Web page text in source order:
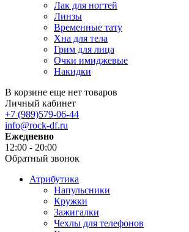
Лак для ногтей
Линзы
Временные тату
Хна для тела
Грим для лица
Очки имиджевые
Накидки
В корзине еще нет товаров
Личный кабинет
+7 (989)579-06-44
info@rock-df.ru
Ежедневно
12:00 - 20:00
Обратный звонок
Атрибутика
Напульсники
Кружки
Зажигалки
Чехлы для телефонов